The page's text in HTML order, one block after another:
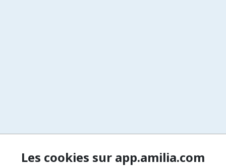
Les cookies sur app.amilia.com